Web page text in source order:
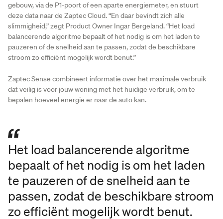
gebouw, via de P1-poort of een aparte energiemeter, en stuurt
deze data naar de Zaptec Cloud. “En daar bevindt zich alle
slimmigheid,” zegt Product Owner Ingar Bergeland. “Het load
balancerende algoritme bepaalt of het nodig is om het laden te
pauzeren of de snelheid aan te passen, zodat de beschikbare
stroom zo efficiënt mogelijk wordt benut.”
Zaptec Sense combineert informatie over het maximale verbruik
dat veilig is voor jouw woning met het huidige verbruik, om te
bepalen hoeveel energie er naar de auto kan.
Het load balancerende algoritme
bepaalt of het nodig is om het laden
te pauzeren of de snelheid aan te
passen, zodat de beschikbare stroom
zo efficiënt mogelijk wordt benut.